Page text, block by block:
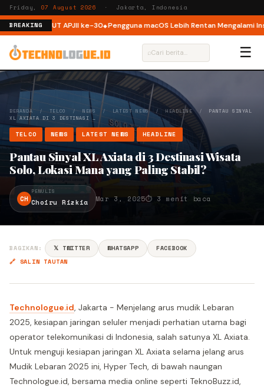
Friday, 07 August 2026 · Jakarta, Indonesia
BREAKING
ISP di HUT APJII ke-30 Pengguna macOS Lebih Rentan Mengalami
⌕ ☰
BERANDA / TELCO /NEWS / LATEST NEWS/HEADLINE/ PANTAU SINYAL
XL AXIATA DI 3 DESTINASI …
TELCO NEWS LATEST NEWS HEADLINE
Pantau Sinyal XL Axiata di 3 Destinasi Wisata
Solo, Lokasi Mana yang Paling Stabil?
CH
PENULIS
Choiru Rizkia Mar 3, 2025⏱ 3 menit baca
BAGIKAN: 𝕏 TWITTER WHATSAPP
FACEBOOK
🔗 SALIN TAUTAN
Technologue.id, Jakarta - Menjelang arus mudik Lebaran
2025, kesiapan jaringan seluler menjadi perhatian utama bagi
operator telekomunikasi di Indonesia, salah satunya XL Axiata.
Untuk menguji kesiapan jaringan XL Axiata selama jelang arus
Mudik Lebaran 2025 ini, Hyper Tech, di bawah naungan
Technologue.id, bersama media online seperti TeknoBuzz.id,